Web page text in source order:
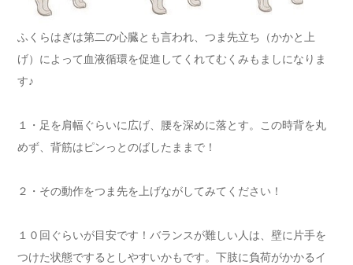
ふくらはぎは第二の心臓とも言われ、つま先立ち（かかと上
げ）によって血液循環を促進してくれてむくみもましになりま
す♪
１・足を肩幅ぐらいに広げ、腰を深めに落とす。この時背を丸
めず、背筋はピンっとのばしたままで！
２・その動作をつま先を上げながしてみてください！
１０回ぐらいが目安です！バランスが難しい人は、壁に片手を
つけた状態でするとしやすいかもです。下肢に負荷がかかるイ